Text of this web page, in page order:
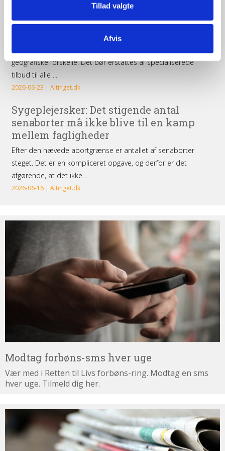
Tillad valgte
Afvis
uge
Modtag forbøns-sms hver uge
Vær med i Retten til Livs forbøns-ring. Modtag en sms
hver uge. Tilmeld dig her.
Tilmeld
dig
nyhedsbrevet